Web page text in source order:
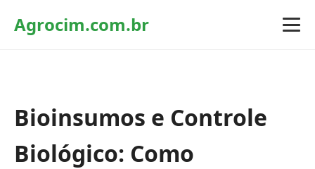
Agrocim.com.br
Bioinsumos e Controle
Biológico: Como